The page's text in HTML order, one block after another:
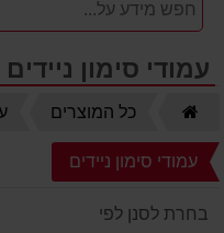
עמודי סימון ניידים
כל המוצרים
עמודי סימון ניידים
בחרת לסנן לפי